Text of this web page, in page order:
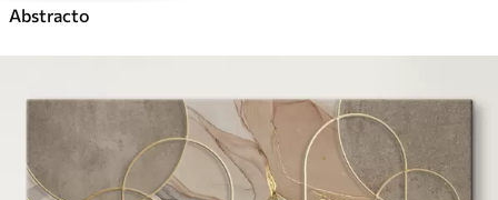
Abstracto